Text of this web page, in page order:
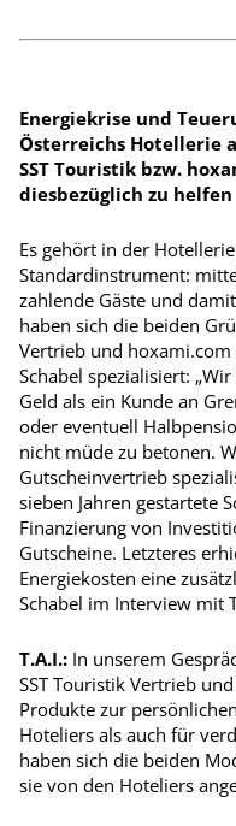
Energiekrise und
Österreichs Hotellerie
SST Touristik bzw.
diesbezüglich zu helfen
Es gehört in der
Standardinstrument:
zahlende Gäste und
haben sich die beiden
Vertrieb und
Schabel spezialisiert:
Geld als ein Kunde an
oder eventuell
nicht müde zu betonen.
Gutscheinvertrieb
sieben Jahren gestartete
Finanzierung von
Gutscheine. Letzteres
Energiekosten eine
Schabel im Interview mit
T.A.I.: In unserem
SST Touristik Vertrieb
Produkte zur
Hoteliers als auch für
haben sich die beiden
sie von den Hoteliers